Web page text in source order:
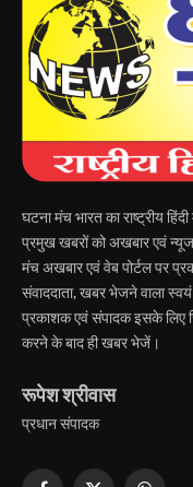
घटना मंच भारत का राष्ट्रीय
प्रमुख खबरों को अखबार एवं
मंच अखबार एवं वेब पोर्टल पर
संवाददाता, खबर भेजने वाला
प्रकाशक एवं संपादक इसके लिए
करने के बाद ही खबर भेजें।
रूपेश श्रीवास
प्रधान संपादक